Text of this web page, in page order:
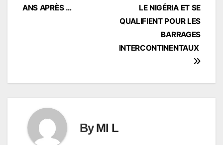
LE NIGÉRIA ET SE
QUALIFIENT POUR LES
BARRAGES
INTERCONTINENTAUX
ANS APRÈS …
ByMl L